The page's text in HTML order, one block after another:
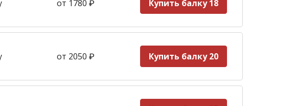
от 1780 ₽ Купить балку 18
от 2050 ₽ Купить балку 20